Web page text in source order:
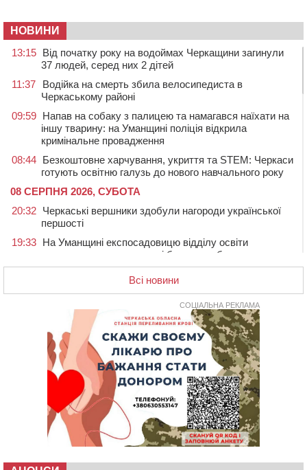
НОВИНИ
13:15 Від початку року на водоймах Черкащини загинули
37 людей, серед них 2 дітей
11:37
Водійка на смерть збила велосипедиста в
Черкаському районі
09:59 Напав на собаку з палицею та намагався наїхати на
іншу тварину: на Уманщині поліція відкрила
кримінальне провадження
08:44 Безкоштовне харчування, укриття та STEM: Черкаси
готують освітню галузь до нового навчального року
08 СЕРПНЯ 2026, СУБОТА
20:32 Черкаські вершники здобули нагороди української
першості
19:33 На Уманщині експосадовицю відділу освіти
судитимуть через завдані бюджету збитки
У Єрках прощатимуться з полеглим на Курщині
Апеляційний суд підтвердив стягнення майже 250
тис. грн шкоди за незаконний вилов риби
У Черкасах за ніч виявили 15 порушників
комендантської години та 10 нетверезих водіїв
На Золотоніщині водійка збила пішохода, який
перебігав дорогу
На Черкащині прокуратура через суд вимагає взяти
під охорону 188-річну церкву
У Смілі біля магазину під колесами вантажівки
Всі новини
СОЦІАЛЬНА РЕКЛАМА